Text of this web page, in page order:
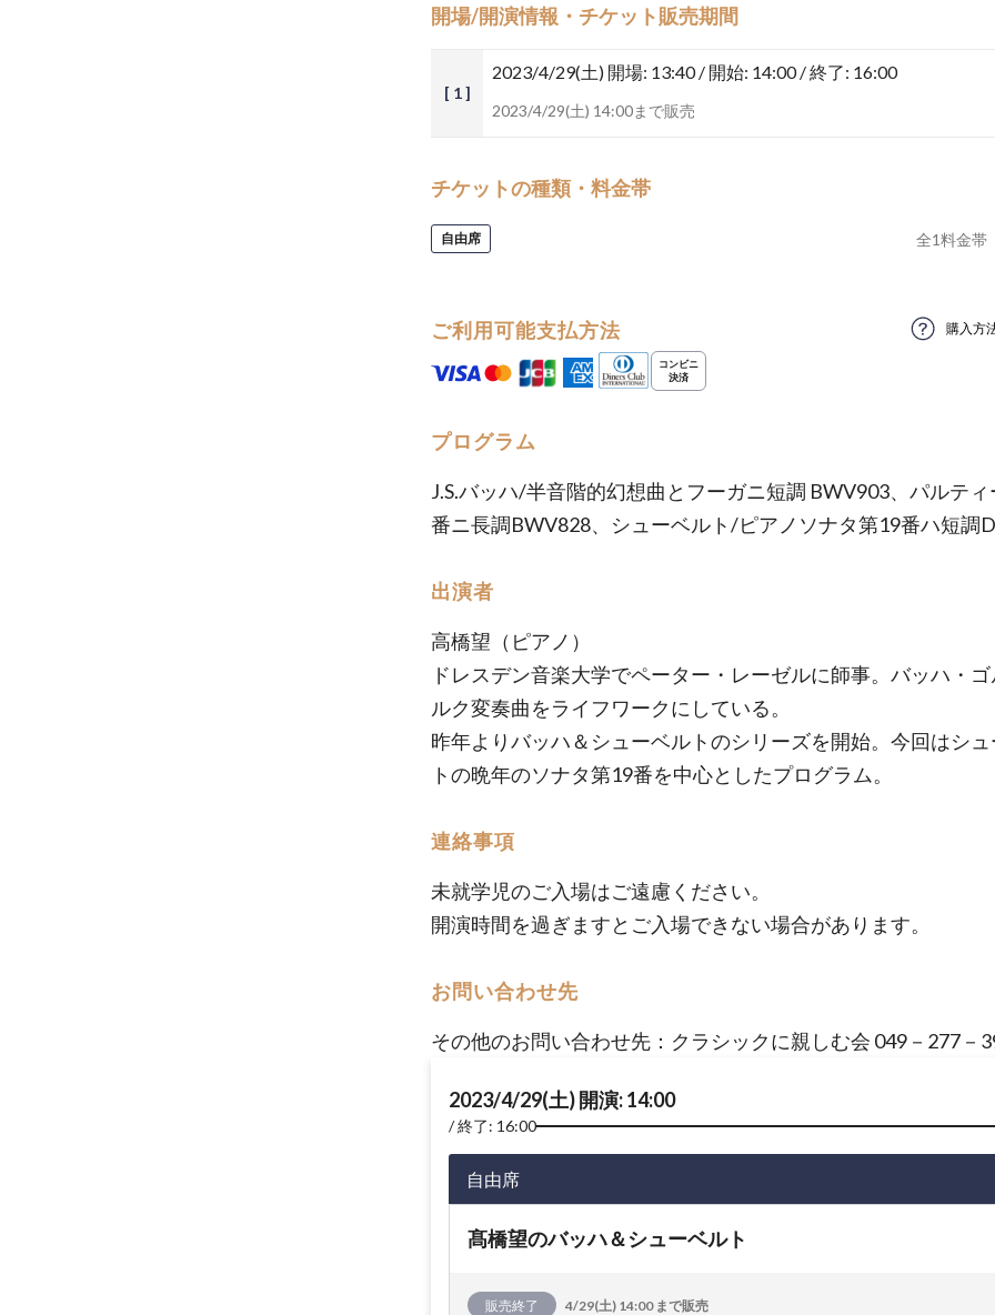
開場/開演情報・チケット販売期間
[ 1 ]
2023/4/29(土) 開場: 13:40 / 開始: 14:00 / 終了: 16:00
2023/4/29(土) 14:00まで販売
チケットの種類・料金帯
自由席 全1料金帯
ご利用可能支払方法 購入方
プログラム
J.S.バッハ/半音階的幻想曲とフーガニ短調 BWV903、パルテ
番ニ長調BWV828、シューベルト/ピアノソナタ第19番ハ短調
出演者
高橋望（ピアノ）
ドレスデン音楽大学でペーター・レーゼルに師事。バッハ・
ルク変奏曲をライフワークにしている。
昨年よりバッハ＆シューベルトのシリーズを開始。今回はシ
トの晩年のソナタ第19番を中心としたプログラム。
連絡事項
未就学児のご入場はご遠慮ください。
開演時間を過ぎますとご入場できない場合があります。
お問い合わせ先
その他のお問い合わせ先：クラシックに親しむ会 049－277－
2023/4/29(土) 開演: 14:00
終了: 16:00
自由席
髙橋望のバッハ＆シューベルト
販売終了 4/29(土) 14:00 まで販売